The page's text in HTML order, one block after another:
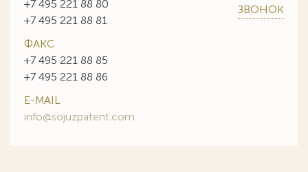
+7 495 221 88 80
+7 495 221 88 81
ЗВОНОК
ФАКС
+7 495 221 88 85
+7 495 221 88 86
E-MAIL
info@sojuzpatent.com